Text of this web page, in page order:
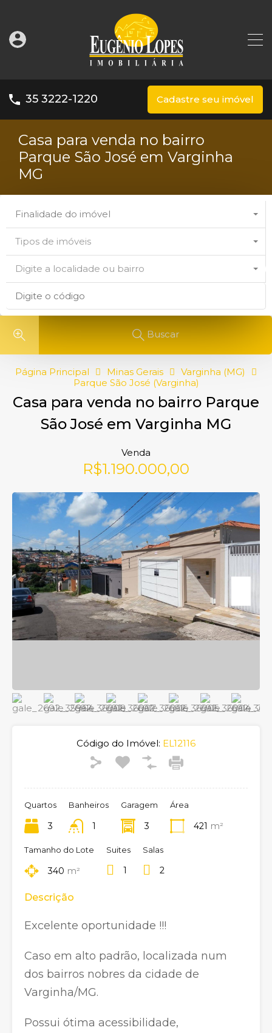
35 3222-1220 Cadastre seu imóvel
Casa para venda no bairro
Parque São José em Varginha
MG
Finalidade do imóvel
Tipos de imóveis
Digite a localidade ou bairro
Buscar
Página Principal Minas Gerais
Varginha (MG)
Parque São José (Varginha)
Casa para venda no bairro Parque
São José em Varginha MG
Venda
R$1.190.000,00
Código do Imóvel: EL12116
Quartos
3
Banheiros
1
Garagem
3
Área
421 m²
Tamanho do Lote
340 m²
Suites
1
Salas
2
Descrição
Excelente oportunidade !!!
Caso em alto padrão, localizada num
dos bairros nobres da cidade de
Varginha/MG.
Possui ótima acessibilidade,